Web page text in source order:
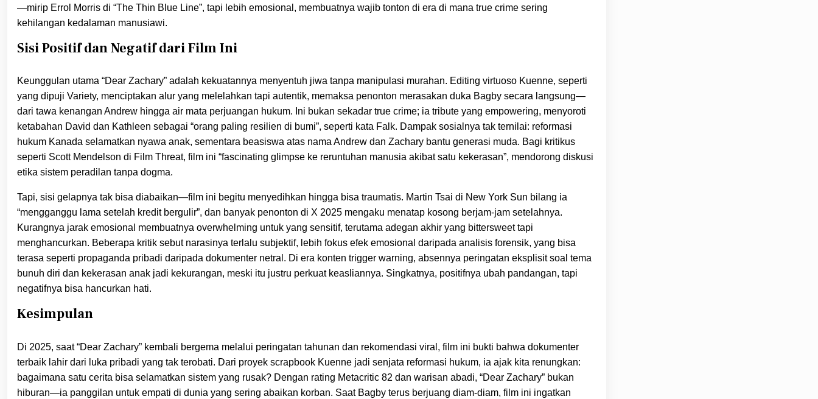
—mirip Errol Morris di “The Thin Blue Line”, tapi lebih emosional, membuatnya wajib tonton di era di mana true crime sering
kehilangan kedalaman manusiawi.
Sisi Positif dan Negatif dari Film Ini
Keunggulan utama “Dear Zachary” adalah kekuatannya menyentuh jiwa tanpa manipulasi murahan. Editing virtuoso Kuenne, seperti
yang dipuji Variety, menciptakan alur yang melelahkan tapi autentik, memaksa penonton merasakan duka Bagby secara langsung—
dari tawa kenangan Andrew hingga air mata perjuangan hukum. Ini bukan sekadar true crime; ia tribute yang empowering, menyoroti
ketabahan David dan Kathleen sebagai “orang paling resilien di bumi”, seperti kata Falk. Dampak sosialnya tak ternilai: reformasi
hukum Kanada selamatkan nyawa anak, sementara beasiswa atas nama Andrew dan Zachary bantu generasi muda. Bagi kritikus
seperti Scott Mendelson di Film Threat, film ini “fascinating glimpse ke reruntuhan manusia akibat satu kekerasan”, mendorong diskusi
etika sistem peradilan tanpa dogma.
Tapi, sisi gelapnya tak bisa diabaikan—film ini begitu menyedihkan hingga bisa traumatis. Martin Tsai di New York Sun bilang ia
“mengganggu lama setelah kredit bergulir”, dan banyak penonton di X 2025 mengaku menatap kosong berjam-jam setelahnya.
Kurangnya jarak emosional membuatnya overwhelming untuk yang sensitif, terutama adegan akhir yang bittersweet tapi
menghancurkan. Beberapa kritik sebut narasinya terlalu subjektif, lebih fokus efek emosional daripada analisis forensik, yang bisa
terasa seperti propaganda pribadi daripada dokumenter netral. Di era konten trigger warning, absennya peringatan eksplisit soal tema
bunuh diri dan kekerasan anak jadi kekurangan, meski itu justru perkuat keasliannya. Singkatnya, positifnya ubah pandangan, tapi
negatifnya bisa hancurkan hati.
Kesimpulan
Di 2025, saat “Dear Zachary” kembali bergema melalui peringatan tahunan dan rekomendasi viral, film ini bukti bahwa dokumenter
terbaik lahir dari luka pribadi yang tak terobati. Dari proyek scrapbook Kuenne jadi senjata reformasi hukum, ia ajak kita renungkan:
bagaimana satu cerita bisa selamatkan sistem yang rusak? Dengan rating Metacritic 82 dan warisan abadi, “Dear Zachary” bukan
hiburan—ia panggilan untuk empati di dunia yang sering abaikan korban. Saat Bagby terus berjuang diam-diam, film ini ingatkan